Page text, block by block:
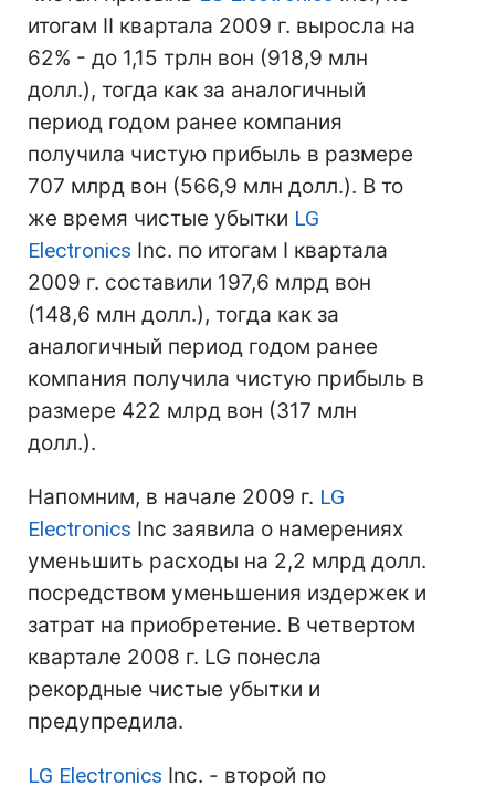
итогам II квартала 2009 г. выросла на
62% - до 1,15 трлн вон (918,9 млн
долл.), тогда как за аналогичный
период годом ранее компания
получила чистую прибыль в размере
707 млрд вон (566,9 млн долл.). В то
же время чистые убытки LG
Electronics Inc. по итогам I квартала
2009 г. составили 197,6 млрд вон
(148,6 млн долл.), тогда как за
аналогичный период годом ранее
компания получила чистую прибыль в
размере 422 млрд вон (317 млн
долл.).
Напомним, в начале 2009 г. LG
Electronics Inc заявила о намерениях
уменьшить расходы на 2,2 млрд долл.
посредством уменьшения издержек и
затрат на приобретение. В четвертом
квартале 2008 г. LG понесла
рекордные чистые убытки и
предупредила.
LG Electronics Inc. - второй по